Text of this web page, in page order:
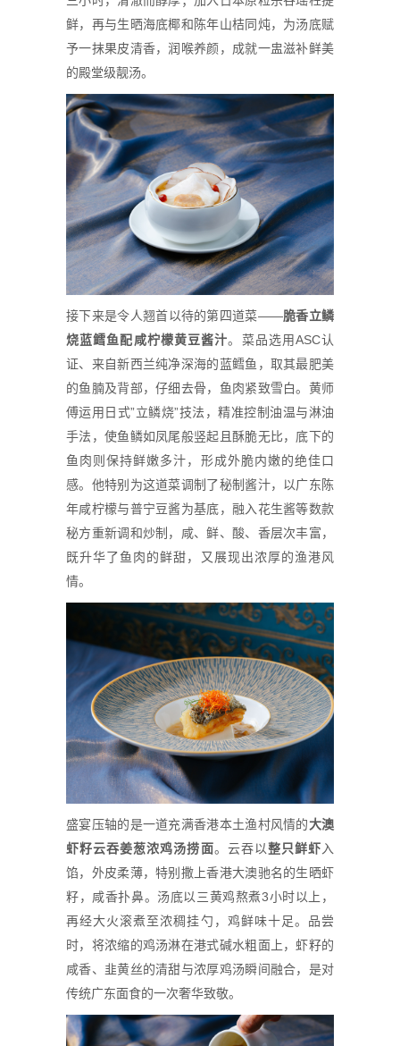
鲜，再与生晒海底椰和陈年山桔同炖，为汤底赋
予一抹果皮清香，润喉养颜，成就一盅滋补鲜美
的殿堂级靓汤。
接下来是令人翘首以待的第四道菜——脆香立鳞
烧蓝鳕鱼配咸柠檬黄豆酱汁。菜品选用ASC认
证、来自新西兰纯净深海的蓝鳕鱼，取其最肥美
的鱼腩及背部，仔细去骨，鱼肉紧致雪白。黄师
傅运用日式”立鳞烧”技法，精准控制油温与淋油
手法，使鱼鳞如凤尾般竖起且酥脆无比，底下的
鱼肉则保持鲜嫩多汁，形成外脆内嫩的绝佳口
感。他特别为这道菜调制了秘制酱汁，以广东陈
年咸柠檬与普宁豆酱为基底，融入花生酱等数款
秘方重新调和炒制，咸、鲜、酸、香层次丰富，
既升华了鱼肉的鲜甜，又展现出浓厚的渔港风
情。
盛宴压轴的是一道充满香港本土渔村风情的大澳
虾籽云吞姜葱浓鸡汤捞面。云吞以整只鲜虾入
馅，外皮柔薄，特别撒上香港大澳驰名的生晒虾
籽，咸香扑鼻。汤底以三黄鸡熬煮3小时以上，
再经大火滚煮至浓稠挂勺，鸡鲜味十足。品尝
时，将浓缩的鸡汤淋在港式碱水粗面上，虾籽的
咸香、韭黄丝的清甜与浓厚鸡汤瞬间融合，是对
传统广东面食的一次奢华致敬。